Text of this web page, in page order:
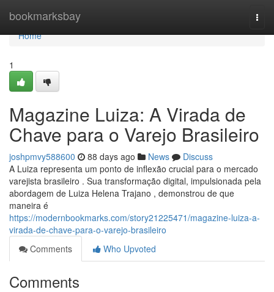
bookmarksbay
Home
Home
1
Magazine Luiza: A Virada de
Chave para o Varejo Brasileiro
joshpmvy588600 88 days ago News
Discuss
A Luiza representa um ponto de inflexão crucial para o mercado
varejista brasileiro . Sua transformação digital, impulsionada pela
abordagem de Luiza Helena Trajano , demonstrou de que
maneira é
https://modernbookmarks.com/story21225471/magazine-luiza-a-
virada-de-chave-para-o-varejo-brasileiro
Comments
Who Upvoted
Comments